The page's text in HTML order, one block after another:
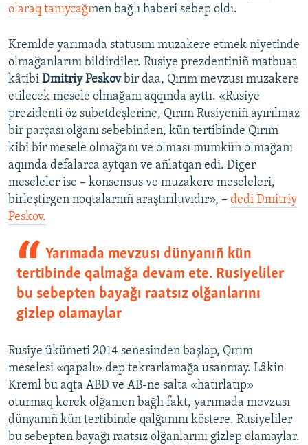
olaraq tanıycağınen bağlı haberi sebep oldı.
Kremlde yarımada statusını muzakere etmek niyetinde
olmağanlarını bildirdiler. Rusiye prezdentiniñ matbuat
kâtibi Dmitriy Peskovbir daa, Qırım mevzusı muzakere
etilecek mesele olmağanı aqqında ayttı. «Rusiye
prezidenti öz subetdeşlerine, Qırım Rusiyeniñ ayırılmaz
bir parçası olğanı sebebinden, kün tertibinde Qırım
kibi bir mesele olmağanı ve olması mumkün olmağanı
aqıında defalarca aytqan ve añlatqan edi. Diger
meseleler ise – konsensus ve muzakere meseleleri,
birleştirgen noqtalarnıñ araştırıluvıdır», – dedi Dmitriy
Peskov.
Yarımada mevzusı dünyanıñ kün
tertibinde qalmağa devam ete. Rusiyeliler
bu sebepten bayağı raatsız olğanlarını
gizlep olamaylar
Rusiye ükümeti 2014 senesinden başlap, Qırım
meselesi «qapalı» dep tekrarlamağa usanmay. Lâkin
Kreml bu aqta ABD ve AB-ne salta «hatırlatıp»
oturmaq kerek olğanıen bağlı fakt, yarımada mevzusı
dünyanıñ kün tertibinde qalğanını köstere. Rusiyeliler
bu sebepten bayağı raatsız olğanlarını gizlep olamaylar.